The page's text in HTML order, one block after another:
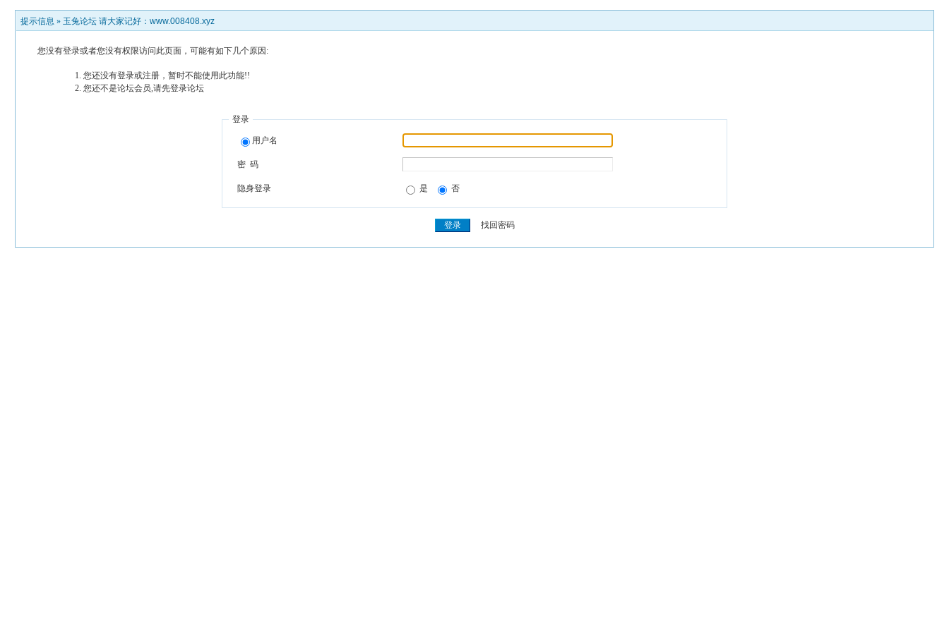
提示信息 » 玉兔论坛 请大家记好：www.008408.xyz
您没有登录或者您没有权限访问此页面，可能有如下几个原因:
您还没有登录或注册，暂时不能使用此功能!!
您还不是论坛会员,请先登录论坛
登录
用户名
密 码
隐身登录 是 否
找回密码